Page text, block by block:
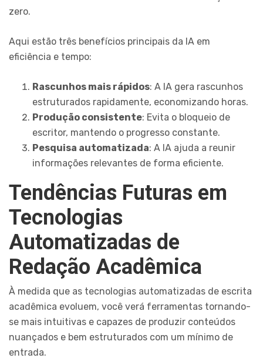
zero.
Aqui estão três benefícios principais da IA em
eficiência e tempo:
Rascunhos mais rápidos: A IA gera rascunhos
estruturados rapidamente, economizando horas.
Produção consistente: Evita o bloqueio de
escritor, mantendo o progresso constante.
Pesquisa automatizada: A IA ajuda a reunir
informações relevantes de forma eficiente.
Tendências Futuras em
Tecnologias
Automatizadas de
Redação Acadêmica
À medida que as tecnologias automatizadas de escrita
acadêmica evoluem, você verá ferramentas tornando-
se mais intuitivas e capazes de produzir conteúdos
nuançados e bem estruturados com um mínimo de
entrada.